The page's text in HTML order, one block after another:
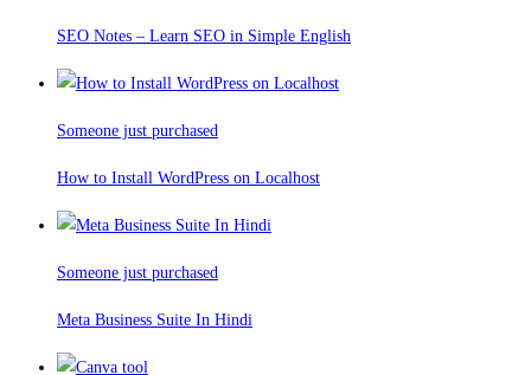
SEO Notes – Learn SEO in Simple English
Someone just purchased
How to Install WordPress on Localhost
Someone just purchased
Meta Business Suite In Hindi